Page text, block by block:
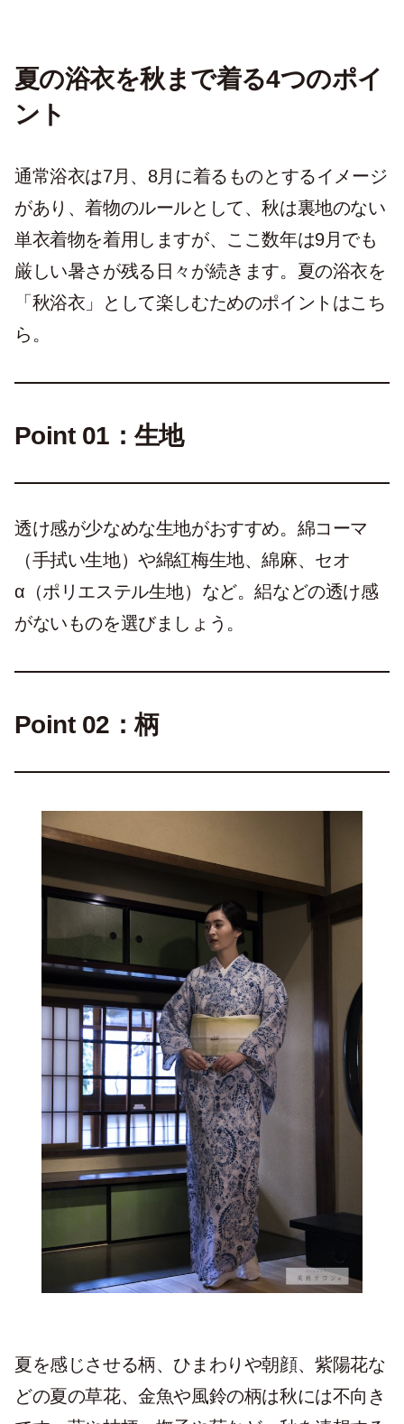
夏の浴衣を秋まで着る4つのポイ
ント
通常浴衣は7月、8月に着るものとするイメージ
があり、着物のルールとして、秋は裏地のない
単衣着物を着用しますが、ここ数年は9月でも
厳しい暑さが残る日々が続きます。夏の浴衣を
「秋浴衣」として楽しむためのポイントはこち
ら。
Point 01：生地
透け感が少なめな生地がおすすめ。綿コーマ
（手拭い生地）や綿紅梅生地、綿麻、セオ
α（ポリエステル生地）など。絽などの透け感
がないものを選びましょう。
Point 02：柄
夏を感じさせる柄、ひまわりや朝顔、紫陽花な
どの夏の草花、金魚や風鈴の柄は秋には不向き